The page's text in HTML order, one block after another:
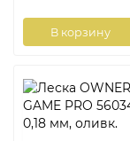
В корзину